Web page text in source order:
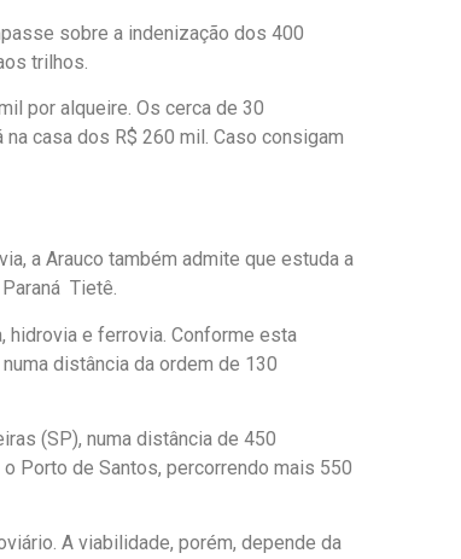
sobre a indenização dos 400
trilhos.
por alqueire. Os cerca de 30
casa dos R$ 260 mil. Caso consigam
a Arauco também admite que estuda a
Tietê.
hidrovia e ferrovia. Conforme esta
distância da ordem de 130
(SP), numa distância de 450
Porto de Santos, percorrendo mais 550
A viabilidade, porém, depende da